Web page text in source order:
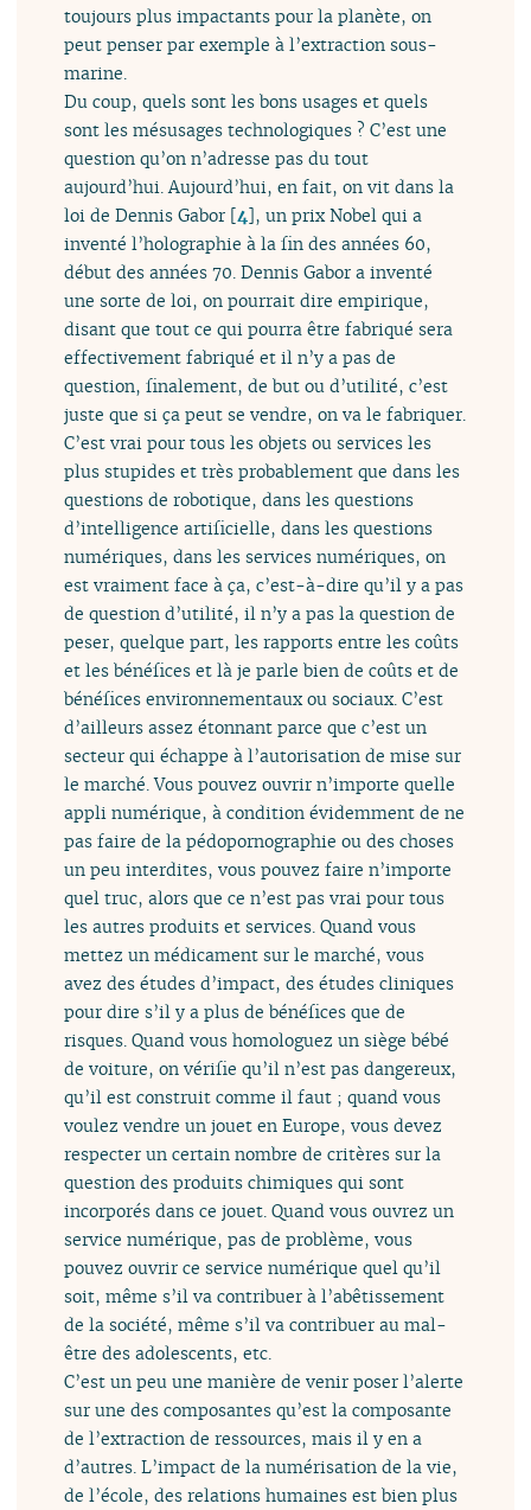
toujours plus impactants pour la planète, on
peut penser par exemple à l’extraction sous-
marine.
Du coup, quels sont les bons usages et quels
sont les mésusages technologiques ? C’est une
question qu’on n’adresse pas du tout
aujourd’hui. Aujourd’hui, en fait, on vit dans la
loi de Dennis Gabor [4], un prix Nobel qui a
inventé l’holographie à la fin des années 60,
début des années 70. Dennis Gabor a inventé
une sorte de loi, on pourrait dire empirique,
disant que tout ce qui pourra être fabriqué sera
effectivement fabriqué et il n’y a pas de
question, finalement, de but ou d’utilité, c’est
juste que si ça peut se vendre, on va le fabriquer.
C’est vrai pour tous les objets ou services les
plus stupides et très probablement que dans les
questions de robotique, dans les questions
d’intelligence artificielle, dans les questions
numériques, dans les services numériques, on
est vraiment face à ça, c’est-à-dire qu’il y a pas
de question d’utilité, il n’y a pas la question de
peser, quelque part, les rapports entre les coûts
et les bénéfices et là je parle bien de coûts et de
bénéfices environnementaux ou sociaux. C’est
d’ailleurs assez étonnant parce que c’est un
secteur qui échappe à l’autorisation de mise sur
le marché. Vous pouvez ouvrir n’importe quelle
appli numérique, à condition évidemment de ne
pas faire de la pédopornographie ou des choses
un peu interdites, vous pouvez faire n’importe
quel truc, alors que ce n’est pas vrai pour tous
les autres produits et services. Quand vous
mettez un médicament sur le marché, vous
avez des études d’impact, des études cliniques
pour dire s’il y a plus de bénéfices que de
risques. Quand vous homologuez un siège bébé
de voiture, on vérifie qu’il n’est pas dangereux,
qu’il est construit comme il faut ; quand vous
voulez vendre un jouet en Europe, vous devez
respecter un certain nombre de critères sur la
question des produits chimiques qui sont
incorporés dans ce jouet. Quand vous ouvrez un
service numérique, pas de problème, vous
pouvez ouvrir ce service numérique quel qu’il
soit, même s’il va contribuer à l’abêtissement
de la société, même s’il va contribuer au mal-
être des adolescents, etc.
C’est un peu une manière de venir poser l’alerte
sur une des composantes qu’est la composante
de l’extraction de ressources, mais il y en a
d’autres. L’impact de la numérisation de la vie,
de l’école, des relations humaines est bien plus